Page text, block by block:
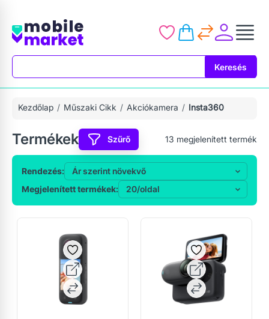
Keresés
Kezdőlap Műszaki Cikk Akciókamera Insta360
Termékek Szűrő 13 megjelenített termék
Rendezés:
Megjelenített termékek: